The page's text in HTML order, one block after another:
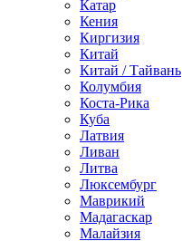
Катар
Кения
Киргизия
Китай
Китай / Тайвань
Колумбия
Коста-Рика
Куба
Латвия
Ливан
Литва
Люксембург
Маврикий
Мадагаскар
Малайзия